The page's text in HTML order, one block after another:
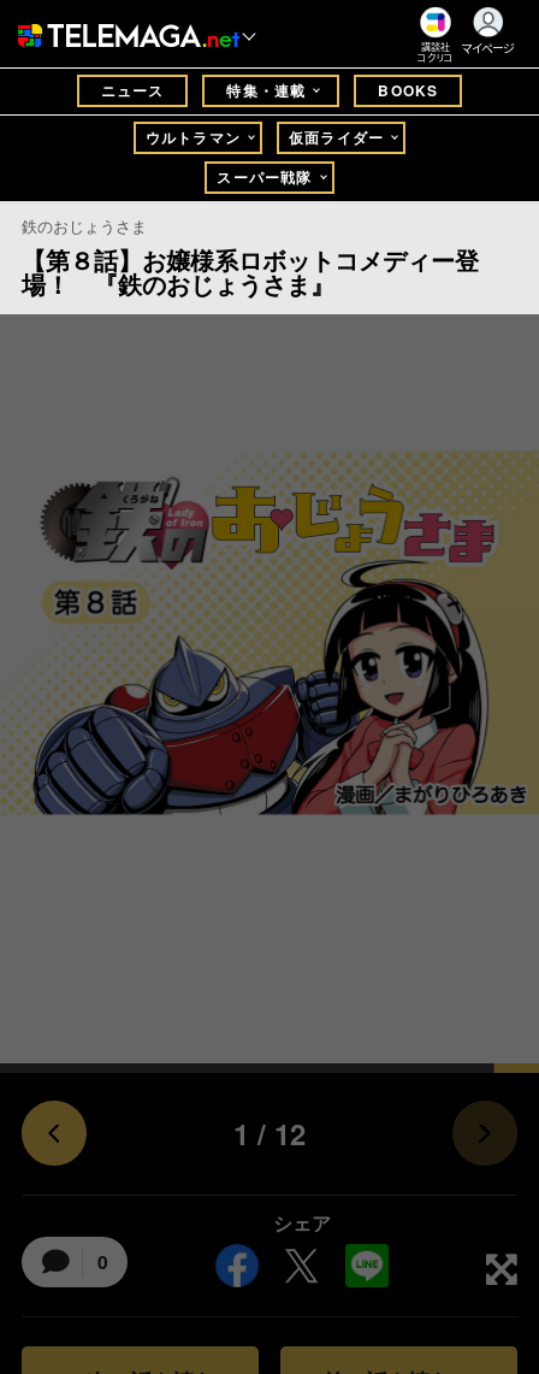
講談社
コクリコ
マイページ
ニュース 特集・連載 BOOKS
ウルトラマン
仮面ライダー
スーパー戦隊
鉄のおじょうさま
【第８話】お嬢様系ロボットコメディー登
場！ 『鉄のおじょうさま』
1 / 12
0
シェア